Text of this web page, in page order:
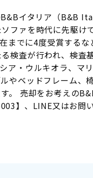
イタリア（B&B
ファを時代に先駆
までに4度受賞する
検査が行われ、検
ア・ウルキオラ、マ
やベッドフレーム、
。 売却をお考えの
】、LINE又はお問